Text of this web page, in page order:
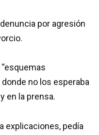
por agresión
no los esperaba
en la prensa.
explicaciones, pedía